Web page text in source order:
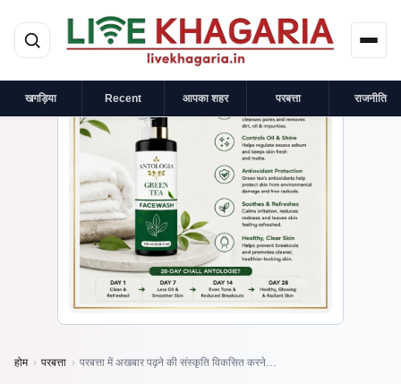
मुख्य सामग्री पर जाएं
खगड़िया Recent आपका शहर परबत्ता राजनीति
×
प्रायोजित
होम › परबत्ता › परबत्ता में अखबार पढ़ने की संस्कृति विकसित करने…